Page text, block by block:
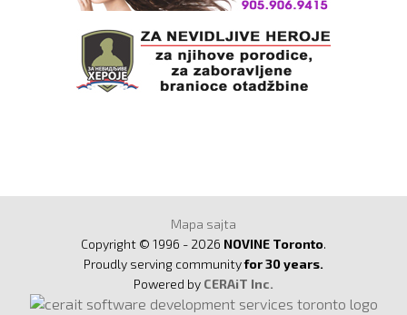
Mapa sajta
Copyright © 1996 - 2026 NOVINE Toronto.
Proudly serving communityfor 30 years.
Powered by CERAiT Inc.